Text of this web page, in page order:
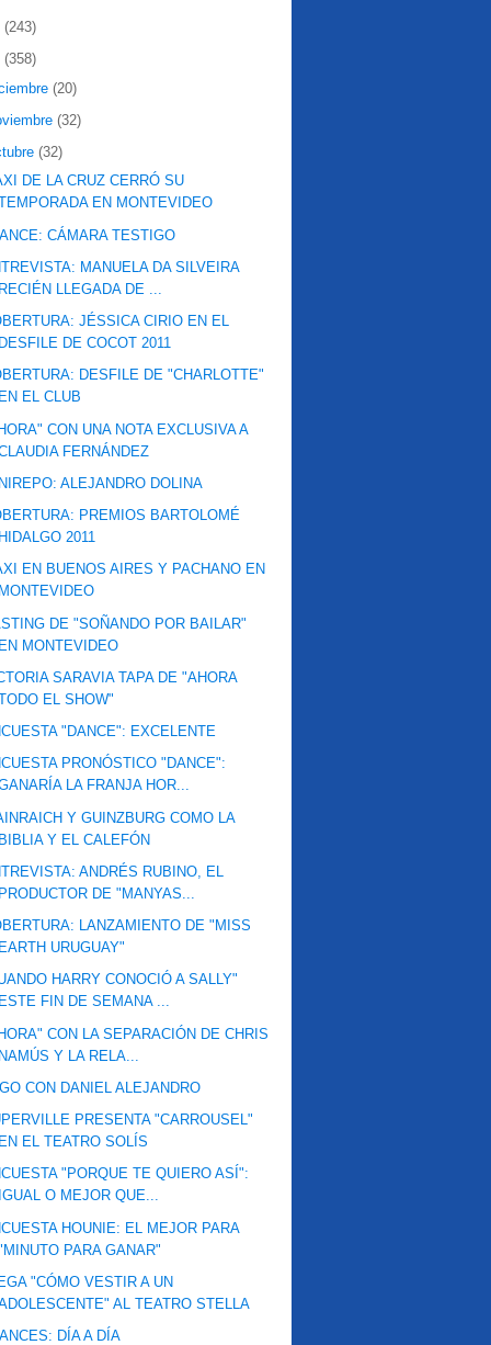
(243)
(358)
(20)
(32)
(32)
DE LA CRUZ CERRÓ SU
EN MONTEVIDEO
CÁMARA TESTIGO
MANUELA DA SILVEIRA
LLEGADA DE ...
JÉSSICA CIRIO EN EL
DE COCOT 2011
DESFILE DE "CHARLOTTE"
EL CLUB
CON UNA NOTA EXCLUSIVA A
FERNÁNDEZ
ALEJANDRO DOLINA
PREMIOS BARTOLOMÉ
2011
EN BUENOS AIRES Y PACHANO EN
DE "SOÑANDO POR BAILAR"
MONTEVIDEO
SARAVIA TAPA DE "AHORA
EL SHOW"
"DANCE": EXCELENTE
PRONÓSTICO "DANCE":
LA FRANJA HOR...
Y GUINZBURG COMO LA
Y EL CALEFÓN
ANDRÉS RUBINO, EL
DE "MANYAS...
LANZAMIENTO DE "MISS
URUGUAY"
HARRY CONOCIÓ A SALLY"
FIN DE SEMANA ...
CON LA SEPARACIÓN DE CHRIS
Y LA RELA...
CON DANIEL ALEJANDRO
PRESENTA "CARROUSEL"
EL TEATRO SOLÍS
"PORQUE TE QUIERO ASÍ":
O MEJOR QUE...
HOUNIE: EL MEJOR PARA
PARA GANAR"
"CÓMO VESTIR A UN
AL TEATRO STELLA
DÍA A DÍA